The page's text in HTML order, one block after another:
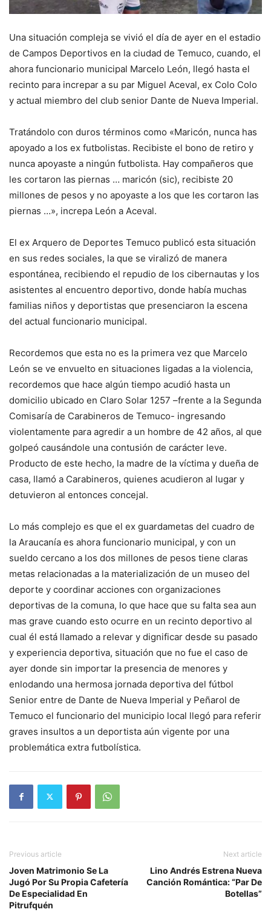
Una situación compleja se vivió el día de ayer en el estadio
de Campos Deportivos en la ciudad de Temuco, cuando, el
ahora funcionario municipal Marcelo León, llegó hasta el
recinto para increpar a su par Miguel Aceval, ex Colo Colo
y actual miembro del club senior Dante de Nueva Imperial.
Tratándolo con duros términos como «Maricón, nunca has
apoyado a los ex futbolistas. Recibiste el bono de retiro y
nunca apoyaste a ningún futbolista. Hay compañeros que
les cortaron las piernas … maricón (sic), recibiste 20
millones de pesos y no apoyaste a los que les cortaron las
piernas …», increpa León a Aceval.
El ex Arquero de Deportes Temuco publicó esta situación
en sus redes sociales, la que se viralizó de manera
espontánea, recibiendo el repudio de los cibernautas y los
asistentes al encuentro deportivo, donde había muchas
familias niños y deportistas que presenciaron la escena
del actual funcionario municipal.
Recordemos que esta no es la primera vez que Marcelo
León se ve envuelto en situaciones ligadas a la violencia,
recordemos que hace algún tiempo acudió hasta un
domicilio ubicado en Claro Solar 1257 –frente a la Segunda
Comisaría de Carabineros de Temuco- ingresando
violentamente para agredir a un hombre de 42 años, al que
golpeó causándole una contusión de carácter leve.
Producto de este hecho, la madre de la víctima y dueña de
casa, llamó a Carabineros, quienes acudieron al lugar y
detuvieron al entonces concejal.
Lo más complejo es que el ex guardametas del cuadro de
la Araucanía es ahora funcionario municipal, y con un
sueldo cercano a los dos millones de pesos tiene claras
metas relacionadas a la materialización de un museo del
deporte y coordinar acciones con organizaciones
deportivas de la comuna, lo que hace que su falta sea aun
mas grave cuando esto ocurre en un recinto deportivo al
cual él está llamado a relevar y dignificar desde su pasado
y experiencia deportiva, situación que no fue el caso de
ayer donde sin importar la presencia de menores y
enlodando una hermosa jornada deportiva del fútbol
Senior entre de Dante de Nueva Imperial y Peñarol de
Temuco el funcionario del municipio local llegó para referir
graves insultos a un deportista aún vigente por una
problemática extra futbolística.
Previous article
Joven Matrimonio Se La
Jugó Por Su Propia Cafetería
De Especialidad En
Pitrufquén
Next article
Lino Andrés Estrena Nueva
Canción Romántica: “Par De
Botellas”